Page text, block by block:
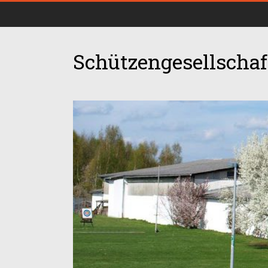
00:00
01:00
02:00